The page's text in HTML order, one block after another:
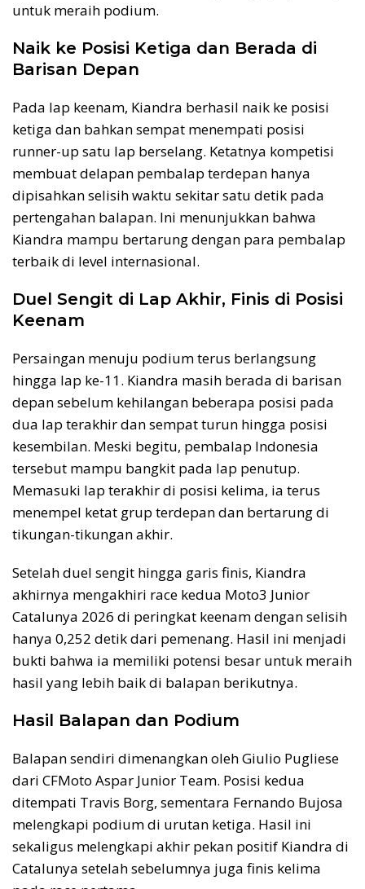
untuk meraih podium.
Naik ke Posisi Ketiga dan Berada di
Barisan Depan
Pada lap keenam, Kiandra berhasil naik ke posisi
ketiga dan bahkan sempat menempati posisi
runner-up satu lap berselang. Ketatnya kompetisi
membuat delapan pembalap terdepan hanya
dipisahkan selisih waktu sekitar satu detik pada
pertengahan balapan. Ini menunjukkan bahwa
Kiandra mampu bertarung dengan para pembalap
terbaik di level internasional.
Duel Sengit di Lap Akhir, Finis di Posisi
Keenam
Persaingan menuju podium terus berlangsung
hingga lap ke-11. Kiandra masih berada di barisan
depan sebelum kehilangan beberapa posisi pada
dua lap terakhir dan sempat turun hingga posisi
kesembilan. Meski begitu, pembalap Indonesia
tersebut mampu bangkit pada lap penutup.
Memasuki lap terakhir di posisi kelima, ia terus
menempel ketat grup terdepan dan bertarung di
tikungan-tikungan akhir.
Setelah duel sengit hingga garis finis, Kiandra
akhirnya mengakhiri race kedua Moto3 Junior
Catalunya 2026 di peringkat keenam dengan selisih
hanya 0,252 detik dari pemenang. Hasil ini menjadi
bukti bahwa ia memiliki potensi besar untuk meraih
hasil yang lebih baik di balapan berikutnya.
Hasil Balapan dan Podium
Balapan sendiri dimenangkan oleh Giulio Pugliese
dari CFMoto Aspar Junior Team. Posisi kedua
ditempati Travis Borg, sementara Fernando Bujosa
melengkapi podium di urutan ketiga. Hasil ini
sekaligus melengkapi akhir pekan positif Kiandra di
Catalunya setelah sebelumnya juga finis kelima